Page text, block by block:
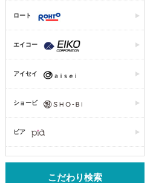
ロート
エイコー
アイセイ
ショービ
ピア
こだわり検索